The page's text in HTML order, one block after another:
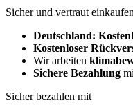
Sicher und vertraut einkaufen
Deutschland:
Kostenloser
Wir arbeiten
Sichere Bezahlung
Sicher bezahlen mit